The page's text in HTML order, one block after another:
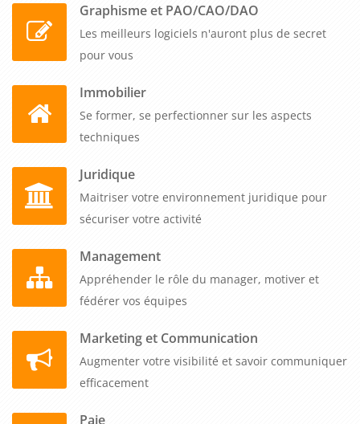
Graphisme et PAO/CAO/DAO
Les meilleurs logiciels n'auront plus de secret
pour vous
Immobilier
Se former, se perfectionner sur les aspects
techniques
Juridique
Maitriser votre environnement juridique pour
sécuriser votre activité
Management
Appréhender le rôle du manager, motiver et
fédérer vos équipes
Marketing et Communication
Augmenter votre visibilité et savoir communiquer
efficacement
Paie